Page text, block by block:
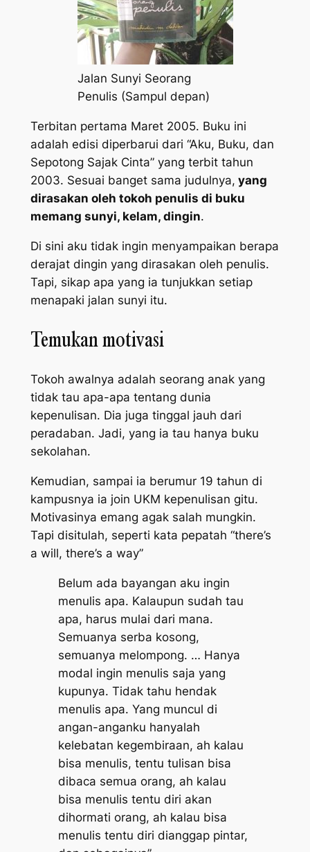
Jalan Sunyi Seorang
Penulis (Sampul depan)
Terbitan pertama Maret 2005. Buku ini
adalah edisi diperbarui dari “Aku, Buku, dan
Sepotong Sajak Cinta” yang terbit tahun
2003. Sesuai banget sama judulnya, yang
dirasakan oleh tokoh penulis di buku
memang sunyi, kelam, dingin.
Di sini aku tidak ingin menyampaikan berapa
derajat dingin yang dirasakan oleh penulis.
Tapi, sikap apa yang ia tunjukkan setiap
menapaki jalan sunyi itu.
Temukan motivasi
Tokoh awalnya adalah seorang anak yang
tidak tau apa-apa tentang dunia
kepenulisan. Dia juga tinggal jauh dari
peradaban. Jadi, yang ia tau hanya buku
sekolahan.
Kemudian, sampai ia berumur 19 tahun di
kampusnya ia join UKM kepenulisan gitu.
Motivasinya emang agak salah mungkin.
Tapi disitulah, seperti kata pepatah “there’s
a will, there’s a way”
​Belum ada bayangan aku ingin
menulis apa. Kalaupun sudah tau
apa, harus mulai dari mana.
Semuanya serba kosong,
semuanya melompong. … Hanya
modal ingin menulis saja yang
kupunya. Tidak tahu hendak
menulis apa. Yang muncul di
angan-anganku hanyalah
kelebatan kegembiraan, ah kalau
bisa menulis, tentu tulisan bisa
dibaca semua orang, ah kalau
bisa menulis tentu diri akan
dihormati orang, ah kalau bisa
menulis tentu diri dianggap pintar,